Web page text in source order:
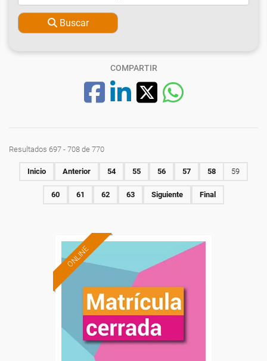
Buscar
COMPARTIR
Resultados 697 - 708 de 770
Inicio Anterior 54 55 56 57 58 59
60 61 62 63 Siguiente Final
ONLINE